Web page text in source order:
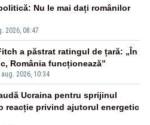
2026, 08:47
Nu le mai dați românilor
aug. 2026, 10:34
a păstrat ratingul de țară: „În
România funcționează”
Ucraina pentru sprijinul
reacție privind ajutorul energetic